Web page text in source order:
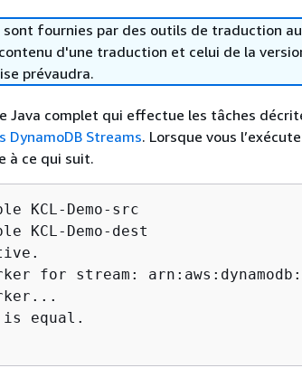
fournies par des outils de traduction
d'une traduction et celui de la
prévaudra.
Java complet qui effectue les tâches
DynamoDB Streams. Lorsque vous
à ce qui suit.
KCL-Demo-src
KCL-Demo-dest
for stream:
is equal.